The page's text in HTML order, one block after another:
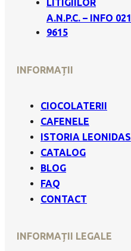
LITIGIILOR
A.N.P.C. – INFO 021
9615
INFORMAȚII
CIOCOLATERII
CAFENELE
ISTORIA LEONIDAS
CATALOG
BLOG
FAQ
CONTACT
INFORMAȚII LEGALE